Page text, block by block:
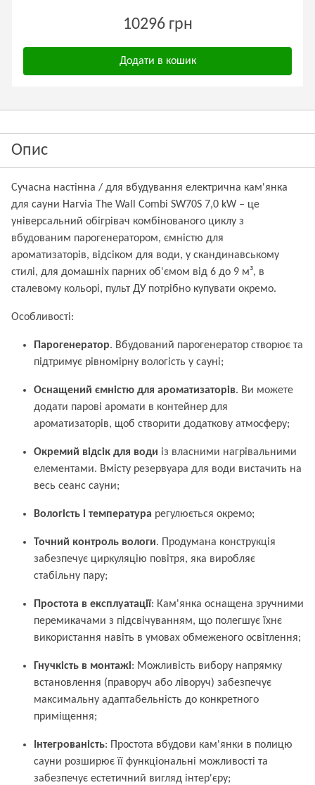
10296 грн
Додати в кошик
Опис
Сучасна настінна / для вбудування електрична кам'янка
для сауни Harvia The Wall Combi SW70S 7,0 kW – це
універсальний обігрівач комбінованого циклу з
вбудованим парогенератором, ємністю для
ароматизаторів, відсіком для води, у скандинавському
стилі, для домашніх парних об'ємом від 6 до 9 м³, в
сталевому кольорі, пульт ДУ потрібно купувати окремо.
Особливості:
Парогенератор. Вбудований парогенератор створює та
підтримує рівномірну вологість у сауні;
Оснащений ємністю для ароматизаторів. Ви можете
додати парові аромати в контейнер для
ароматизаторів, щоб створити додаткову атмосферу;
Окремий відсік для води із власними нагрівальними
елементами. Вмісту резервуара для води вистачить на
весь сеанс сауни;
Вологість і температура регулюється окремо;
Точний контроль вологи. Продумана конструкція
забезпечує циркуляцію повітря, яка виробляє
стабільну пару;
Простота в експлуатації: Кам'янка оснащена зручними
перемикачами з підсвічуванням, що полегшує їхнє
використання навіть в умовах обмеженого освітлення;
Гнучкість в монтажі: Можливість вибору напрямку
встановлення (праворуч або ліворуч) забезпечує
максимальну адаптабельність до конкретного
приміщення;
Інтегрованість: Простота вбудови кам'янки в полицю
сауни розширює її функціональні можливості та
забезпечує естетичний вигляд інтер'єру;